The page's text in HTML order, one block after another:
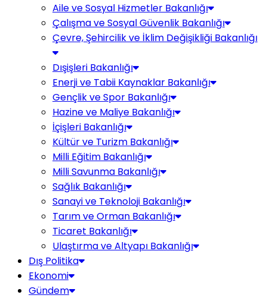
Aile ve Sosyal Hizmetler Bakanlığı
Çalışma ve Sosyal Güvenlik Bakanlığı
Çevre, Şehircilik ve İklim Değişikliği Bakanlığı
Dışişleri Bakanlığı
Enerji ve Tabii Kaynaklar Bakanlığı
Gençlik ve Spor Bakanlığı
Hazine ve Maliye Bakanlığı
İçişleri Bakanlığı
Kültür ve Turizm Bakanlığı
Milli Eğitim Bakanlığı
Milli Savunma Bakanlığı
Sağlık Bakanlığı
Sanayi ve Teknoloji Bakanlığı
Tarım ve Orman Bakanlığı
Ticaret Bakanlığı
Ulaştırma ve Altyapı Bakanlığı
Dış Politika
Ekonomi
Gündem